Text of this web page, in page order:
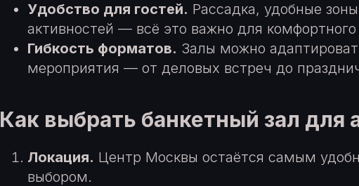
Удобство для гостей. Рассадка, удобные
активностей — всё это важно для
Гибкость форматов. Залы можно
мероприятия — от деловых встреч до
Как выбрать банкетный зал для
Локация. Центр Москвы остаётся самым
выбором.